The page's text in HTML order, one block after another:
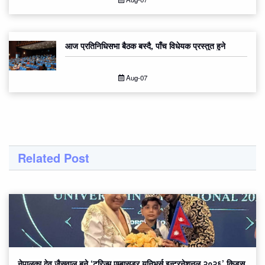
आज प्रतिनिधिसभा बैठक बस्दै, पाँच विधेयक प्रस्तुत हुने
Aug-07
Related Post